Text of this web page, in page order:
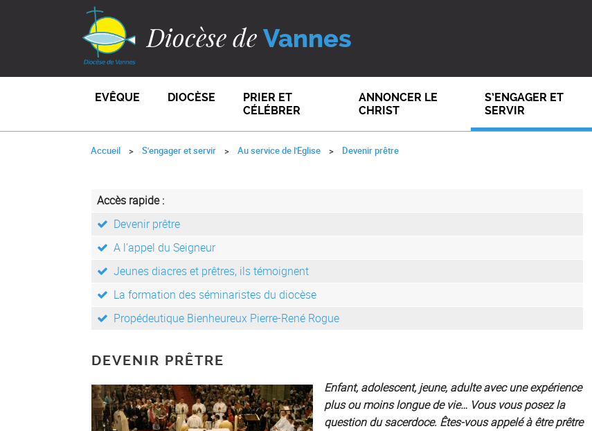
Diocèse de Vannes
EVÊQUE DIOCÈSE
PRIER ET
CÉLÉBRER
ANNONCER LE
CHRIST
S’ENGAGER ET
SERVIR
Accueil S'engager et servir Au service de l'Eglise Devenir prêtre
Accès rapide :
Devenir prêtre
A l’appel du Seigneur
Jeunes diacres et prêtres, ils témoignent
La formation des séminaristes du diocèse
Propédeutique Bienheureux Pierre-René Rogue
DEVENIR PRÊTRE
Enfant, adolescent, jeune, adulte avec une expérience
plus ou moins longue de vie… Vous vous posez la
question du sacerdoce. Êtes-vous appelé à être prêtre